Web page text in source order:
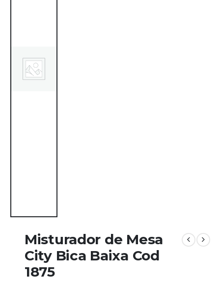
Misturador de Mesa
City Bica Baixa Cod
1875